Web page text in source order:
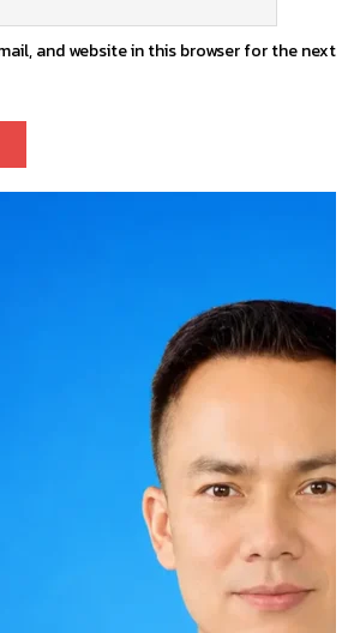
and website in this browser for the next